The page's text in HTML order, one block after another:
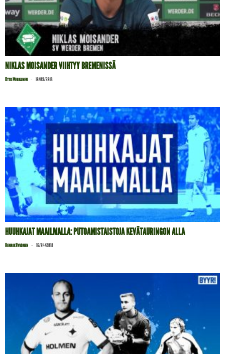
NIKLAS MOISANDER VIIHTYY BREMENISSÄ
Otto Meskanen - 10/09/2018
HUUHKAJAT MAAILMALLA: PUTOAMISTAISTOJA KEVÄTAURINGON ALLA
Henrik Hyvönen - 16/04/2018